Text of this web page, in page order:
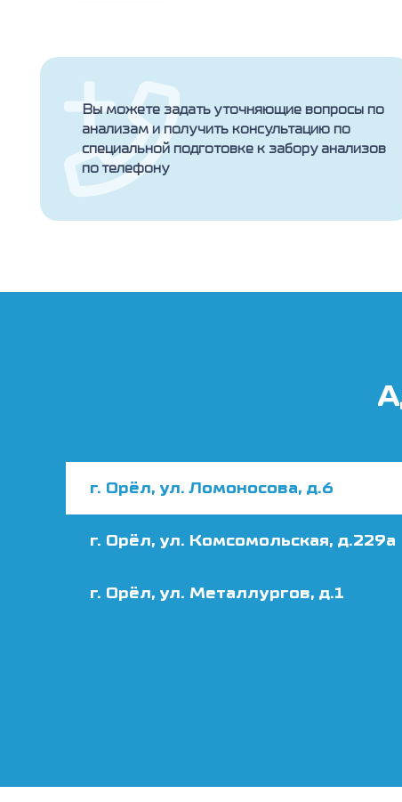
Вы можете задать уточняющие вопросы по
анализам и получить консультацию по
специальной подготовке к забору анализов
по телефону
г. Орёл, ул. Ломоносова, д.6
г. Орёл, ул. Комсомольская, д.229а
г. Орёл, ул. Металлургов, д.1